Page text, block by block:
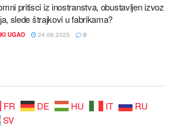
pritisci iz inostranstva, obustavljen izvoz
slede štraјkovi u fabrikama?
UGAO 24.06.2025 0
FR DE HU IT RU
SV